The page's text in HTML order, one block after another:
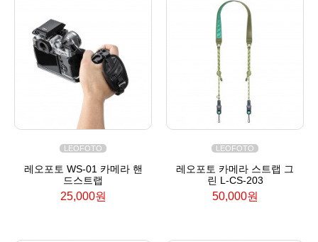
LEOFOTO
레오포토 WS-01 카메라 핸
드스트랩
25,000원
LEOFOTO
레오포토 카메라 스트랩 그
린 L-CS-203
50,000원